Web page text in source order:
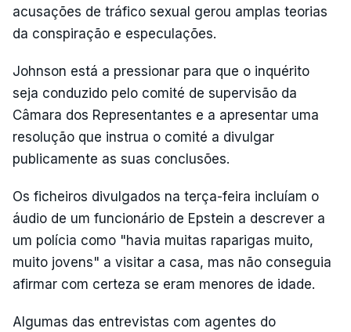
acusações de tráfico sexual gerou amplas teorias
da conspiração e especulações.
Johnson está a pressionar para que o inquérito
seja conduzido pelo comité de supervisão da
Câmara dos Representantes e a apresentar uma
resolução que instrua o comité a divulgar
publicamente as suas conclusões.
Os ficheiros divulgados na terça-feira incluíam o
áudio de um funcionário de Epstein a descrever a
um polícia como "havia muitas raparigas muito,
muito jovens" a visitar a casa, mas não conseguia
afirmar com certeza se eram menores de idade.
Algumas das entrevistas com agentes do